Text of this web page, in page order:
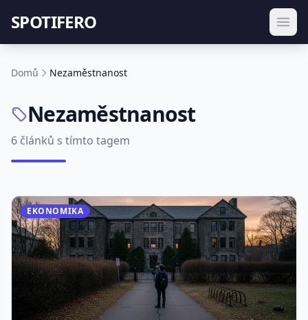
SPOTIFERO
Domů Nezaměstnanost
Nezaměstnanost
6 článků s tímto tagem
EKONOMIKA